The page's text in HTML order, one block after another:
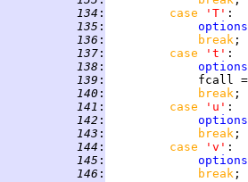
134 : case 'T'
135 :
options
136 : break
137 : case 't'
138 :
options
139 :
fcall
140 : break
141 : case 'u'
142 :
options
143 : break
144 : case 'v'
145 :
options
146 : break